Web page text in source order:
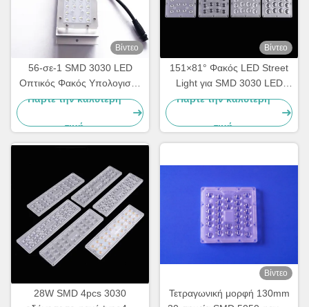
Βίντεο
56-σε-1 SMD 3030 LED
Οπτικός Φακός Υπολογιστή
για Φωτισμό Δρόμων,
Περιοχών
Πάρτε την καλύτερη
τιμή
Βίντεο
151×81° Φακός LED Street
Light για SMD 3030 LED
High Transmittance
Roadway Lighting Optics
Κατασκευαστής
Πάρτε την καλύτερη
τιμή
28W SMD 4pcs 3030
Βίντεο
Τετραγωνική μορφή 130mm